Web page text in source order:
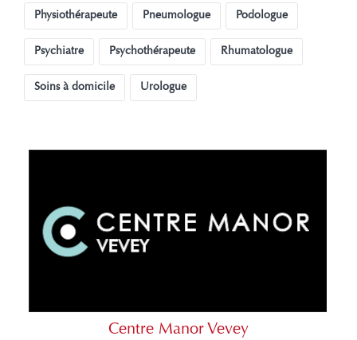
Physiothérapeute Pneumologue Podologue
Psychiatre Psychothérapeute Rhumatologue
Soins à domicile Urologue
Centre Manor Vevey